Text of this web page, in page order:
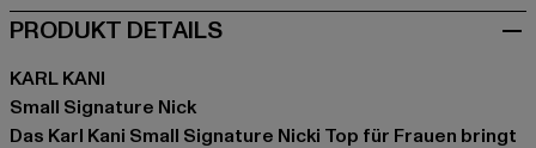
PRODUKT DETAILS
KARL KANI
Small Signature Nick
Das Karl Kani Small Signature Nicki Top für Frauen bringt